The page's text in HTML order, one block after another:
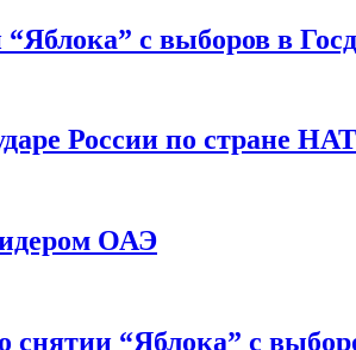
с выборов в
России по стране
ОАЭ
снятии “Яблока” с